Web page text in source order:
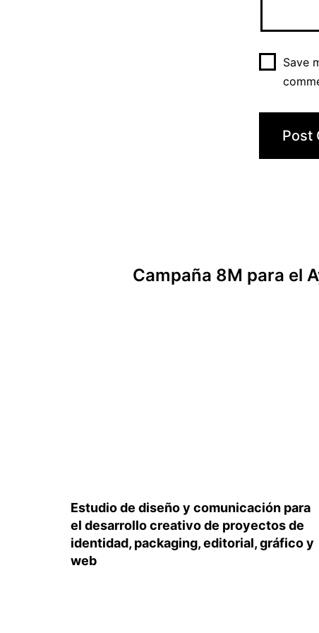
Save
PostCampaña 8M para el
Estudio de diseño y comunicación para
el desarrollo creativo de proyectos de
identidad, packaging, editorial, gráfico y
web